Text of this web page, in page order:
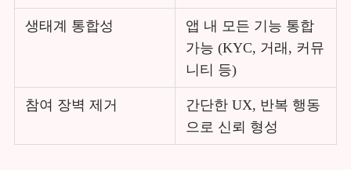
생태계 통합성
앱 내 모든 기능 통합
가능 (KYC, 거래, 커뮤
니티 등)
참여 장벽 제거
간단한 UX, 반복 행동
으로 신뢰 형성